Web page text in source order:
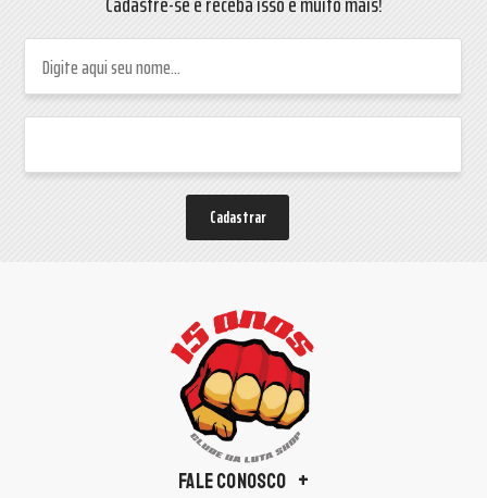
Cadastrar
FALE CONOSCO